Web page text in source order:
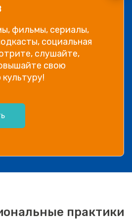
фильмы, сериалы,
социальная
слушайте,
свою
практики